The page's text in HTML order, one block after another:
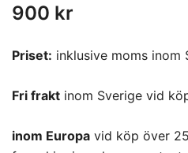
900 kr
Priset: inklusive moms inom
Fri frakt inom Sverige vid
inom Europa vid köp över